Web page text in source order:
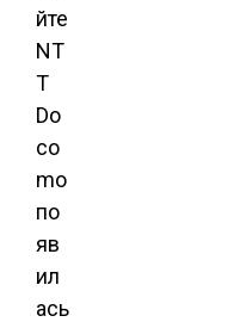
йте
NT
T
Do
co
mo
по
яв
ил
ась